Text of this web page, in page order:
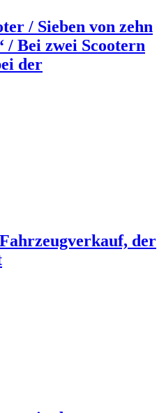
/ Sieben von zehn
/ Bei zwei Scootern
der
der